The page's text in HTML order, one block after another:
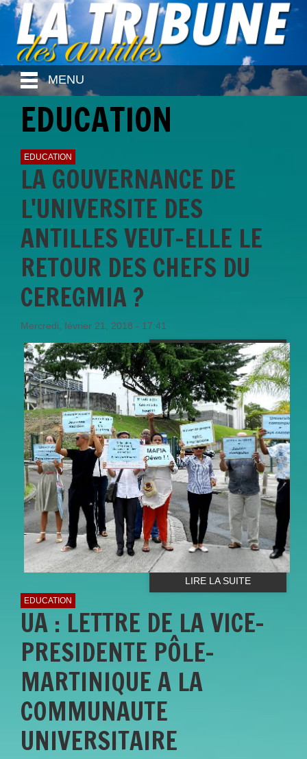
MENU
EDUCATION
EDUCATION
LA GOUVERNANCE DE
L'UNIVERSITE DES
ANTILLES VEUT-ELLE LE
RETOUR DES CHEFS DU
CEREGMIA ?
Mercredi, février 21, 2018 - 17:41
LIRE LA SUITE
EDUCATION
UA : LETTRE DE LA VICE-
PRESIDENTE PÔLE-
MARTINIQUE A LA
COMMUNAUTE
UNIVERSITAIRE